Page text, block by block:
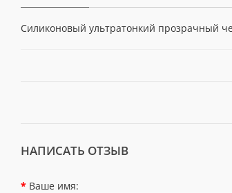
Силиконовый ультратонкий прозрачный
НАПИСАТЬ ОТЗЫВ
Ваше имя: